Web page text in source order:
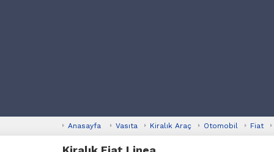
Anasayfa Vasıta Kiralık Araç Otomobil Fiat